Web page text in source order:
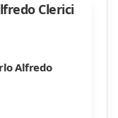
Clerici
Alfredo